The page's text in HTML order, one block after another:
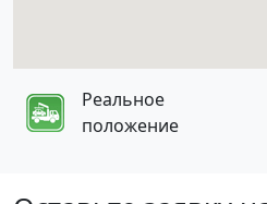
Реальное
положение